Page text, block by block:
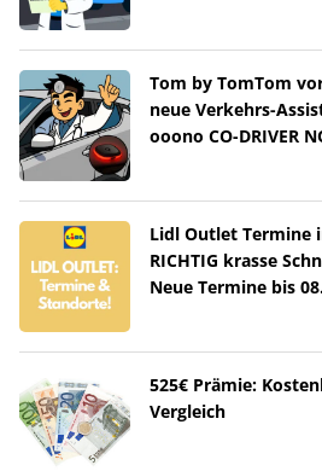
Tom by TomTom
neue Verkehrs-
ooono CO-DRIVER
Lidl Outlet Termine
RICHTIG krasse
Neue Termine bis
525€ Prämie:
Vergleich